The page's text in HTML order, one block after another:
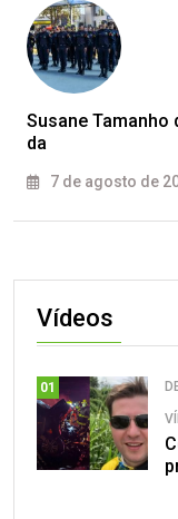
Susane
da
7 de agosto de
Vídeos
01